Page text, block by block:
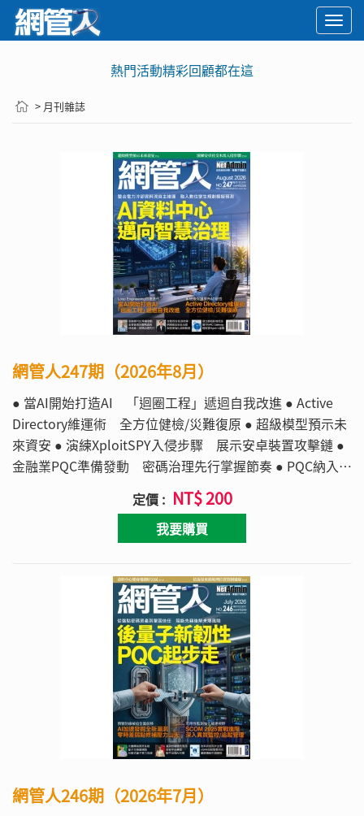
熱門活動精彩回顧都在這
> 月刊雜誌
網管人247期（2026年8月）
● 當AI開始打造AI 「迴圈工程」遞迴自我改進 ● Active
Directory維運術 全方位健檢/災難復原 ● 超級模型預示未
來資安 ● 演練XploitSPY入侵步驟 展示安卓裝置攻擊鏈 ●
金融業PQC準備發動 密碼治理先行掌握節奏 ● PQC納入產
品安全治理 製造業強化密碼敏捷能力 ● 認識WAC運作架
構 輕鬆管理Hyper-V虛機
定價 : NT$ 200
我要購買
網管人246期（2026年7月）